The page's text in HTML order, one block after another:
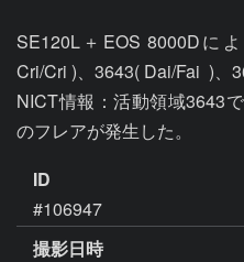
SE120L＋EOS 8000Dに
Cri/Cri )、3643( Dai/Fai  )、
NICT情報：活動領域3643
のフレアが発生した。
ID
#106947
撮影日時